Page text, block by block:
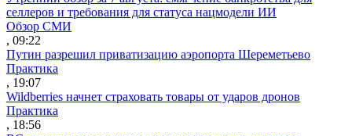
селлеров и требования для статуса нацмодели ИИ
Обзор СМИ
, 09:22
Путин разрешил приватизацию аэропорта Шереметьево
Практика
, 19:07
Wildberries начнет страховать товары от ударов дронов
Практика
, 18:56